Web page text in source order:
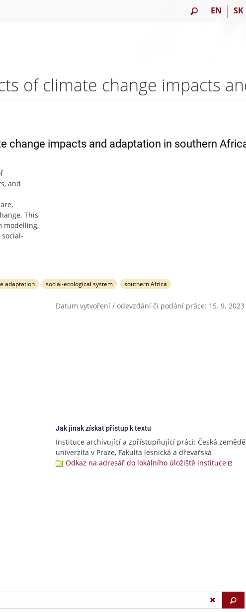
EN SK
change impacts and adaptation in southern
and
This
modelling,
adaptation social-ecological system southern Africa
Datum vytvoření / odevzdání či podání práce: 15. 9. 2023
Jak jinak získat přístup k textu
Instituce archivující a zpřístupňující práci: Česká
univerzita v Praze, Fakulta lesnická a dřevařská
Odkaz na adresář do lokálního úložiště instituce